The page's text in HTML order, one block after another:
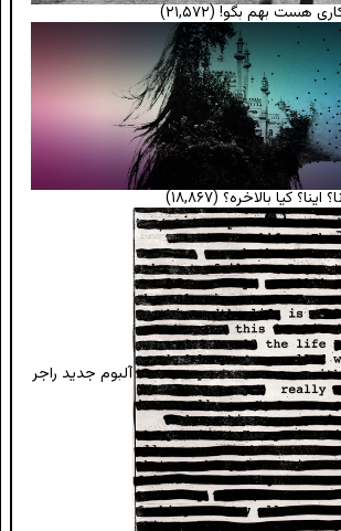
هست بهم بگو! (۲۱,۵۷۲)
کیا بالاخره؟(۱۸,۸۶۷)
آلبوم جدید راجر